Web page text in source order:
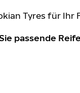
Tyres für Ihr
passende